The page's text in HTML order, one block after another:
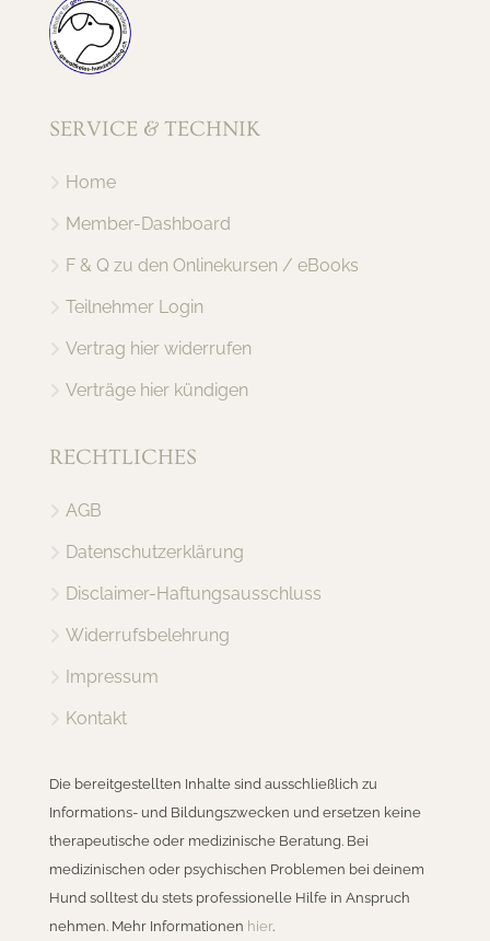
SERVICE & TECHNIK
Home
Member-Dashboard
F & Q zu den Onlinekursen / eBooks
Teilnehmer Login
Vertrag hier widerrufen
Verträge hier kündigen
RECHTLICHES
AGB
Datenschutzerklärung
Disclaimer-Haftungsausschluss
Widerrufsbelehrung
Impressum
Kontakt
Die bereitgestellten Inhalte sind ausschließlich zu
Informations- und Bildungszwecken und ersetzen keine
therapeutische oder medizinische Beratung. Bei
medizinischen oder psychischen Problemen bei deinem
Hund solltest du stets professionelle Hilfe in Anspruch
nehmen. Mehr Informationen hier.